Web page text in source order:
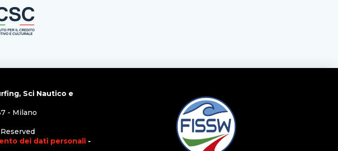
Sci Nautico e
- Milano
dei dati personali-